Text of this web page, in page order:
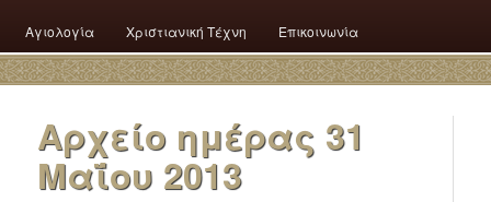
Αγιολογία Χριστιανική Τέχνη Επικοινωνία
Αρχείο ημέρας 31
Μαΐου 2013